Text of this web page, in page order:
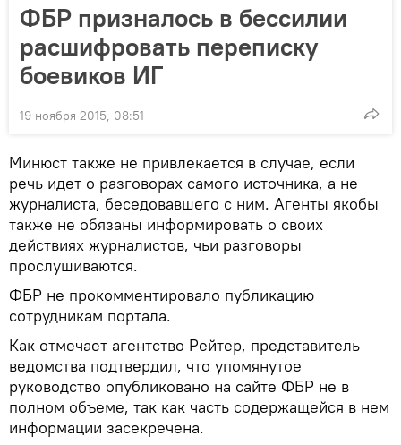
ФБР призналось в бессилии
расшифровать переписку
боевиков ИГ
19 ноября 2015, 08:51
Минюст также не привлекается в случае, если
речь идет о разговорах самого источника, а не
журналиста, беседовавшего с ним. Агенты якобы
также не обязаны информировать о своих
действиях журналистов, чьи разговоры
прослушиваются.
ФБР не прокомментировало публикацию
сотрудникам портала.
Как отмечает агентство Рейтер, представитель
ведомства подтвердил, что упомянутое
руководство опубликовано на сайте ФБР не в
полном объеме, так как часть содержащейся в нем
информации засекречена.